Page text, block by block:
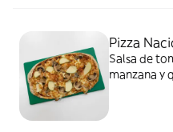
Pizza
Salsa de
manzana y